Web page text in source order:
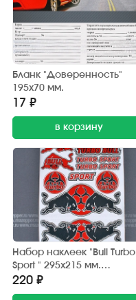
Бланк "Доверенность"
195х70 мм.
17 ₽
в корзину
Набор наклеек "Bull Turbo
Sport " 295х215 мм.
(красно-черный) 15 шт.
220 ₽